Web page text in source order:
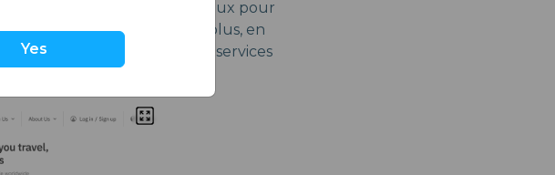
allant de 1 à 20 Go, idéaux pour
en données moindres. De plus, en
Mobile, Airalo garantit des services
Yes